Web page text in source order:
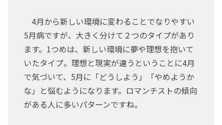
4月から新しい環境に変わることでなりやすい
5月病ですが、大きく分けて２つのタイプがあり
ます。1つめは、新しい環境に夢や理想を抱いて
いたタイプ。理想と現実が違うということに4月
で気づいて、5月に「どうしよう」「やめようか
な」と悩むようになります。ロマンチストの傾向
がある人に多いパターンですね。